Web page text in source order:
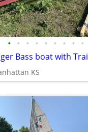
• • • • • • • • •
KS